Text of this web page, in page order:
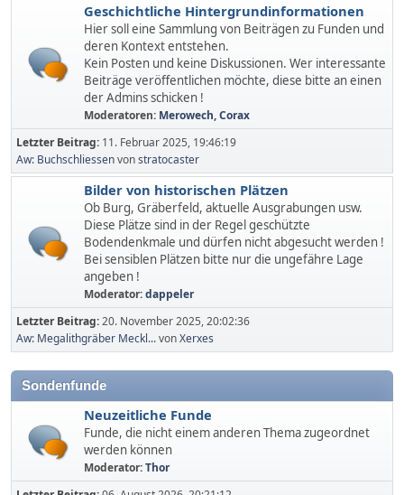
Geschichtliche Hintergrundinformationen
Hier soll eine Sammlung von Beiträgen zu Funden und
deren Kontext entstehen.
Kein Posten und keine Diskussionen. Wer interessante
Beiträge veröffentlichen möchte, diese bitte an einen
der Admins schicken !
Moderatoren: Merowech,Corax
Letzter Beitrag: 11. Februar 2025, 19:46:19
Aw: Buchschliessenvonstratocaster
Bilder von historischen Plätzen
Ob Burg, Gräberfeld, aktuelle Ausgrabungen usw.
Diese Plätze sind in der Regel geschützte
Bodendenkmale und dürfen nicht abgesucht werden !
Bei sensiblen Plätzen bitte nur die ungefähre Lage
angeben !
Moderator:dappeler
Letzter Beitrag:20. November 2025, 20:02:36
Aw: Megalithgräber Meckl...vonXerxes
Sondenfunde
Neuzeitliche Funde
Funde, die nicht einem anderen Thema zugeordnet
werden können
Moderator:Thor